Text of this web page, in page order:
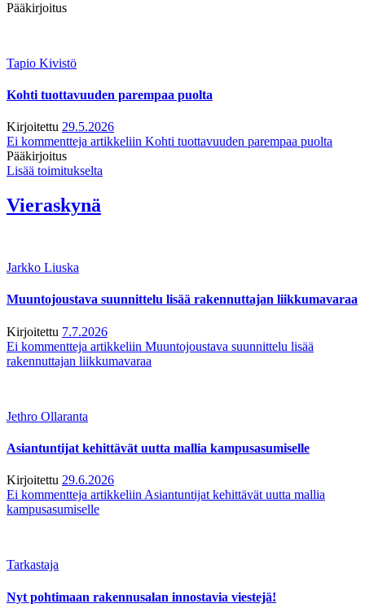
Pääkirjoitus
Tapio Kivistö
Kohti tuottavuuden parempaa puolta
Kirjoitettu 29.5.2026
Ei kommentteja artikkeliin Kohti tuottavuuden parempaa puolta
Pääkirjoitus
Lisää toimitukselta
Vieraskynä
Jarkko Liuska
Muuntojoustava suunnittelu lisää rakennuttajan liikkumavaraa
Kirjoitettu 7.7.2026
Ei kommentteja artikkeliin Muuntojoustava suunnittelu lisää
rakennuttajan liikkumavaraa
Jethro Ollaranta
Asiantuntijat kehittävät uutta mallia kampusasumiselle
Kirjoitettu 29.6.2026
Ei kommentteja artikkeliin Asiantuntijat kehittävät uutta mallia
kampusasumiselle
Tarkastaja
Nyt pohtimaan rakennusalan innostavia viestejä!